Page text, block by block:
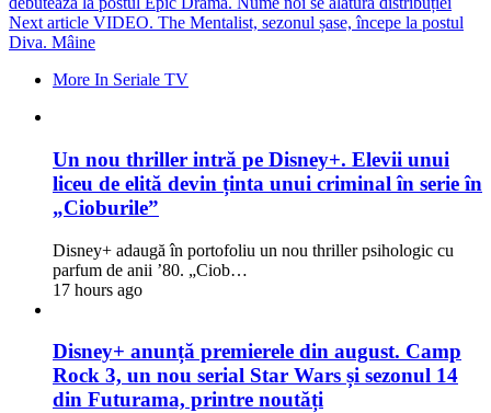
Next article VIDEO. The Mentalist, sezonul șase, începe la postul
Diva. Mâine
More In Seriale TV
Un nou thriller intră pe Disney+. Elevii unui
liceu de elită devin ținta unui criminal în serie în
„Cioburile”
Disney+ adaugă în portofoliu un nou thriller psihologic cu
parfum de anii ’80. „Ciob…
17 hours ago
Disney+ anunță premierele din august. Camp
Rock 3, un nou serial Star Wars și sezonul 14
din Futurama, printre noutăți